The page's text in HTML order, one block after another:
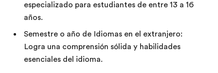
especializado para estudiantes de entre 13 a 16
años.
Semestre o año de Idiomas en el extranjero:
Logra una comprensión sólida y habilidades
esenciales del idioma.